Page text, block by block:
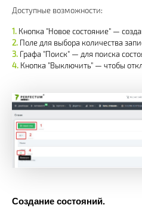
Доступные возможности:
Кнопка "Новое состояние" —
Поле для выбора количества
Графа "Поиск" — для поиска
Кнопка "Выключить" — чтобы
Создание состояний.